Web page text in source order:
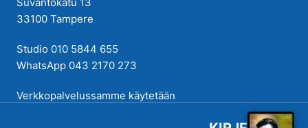
33100 Tampere
Studio 010 5844 655
WhatsApp 043 2170 273
Verkkopalvelussamme käytetään